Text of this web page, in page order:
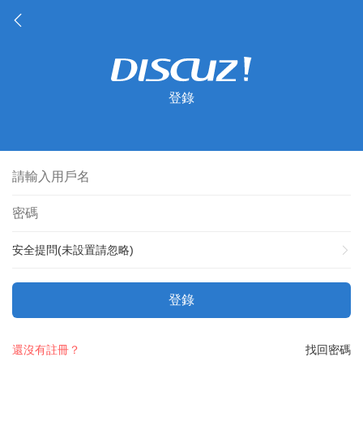
登錄
安全提問(未設置請忽略)
登錄
找回密碼
還沒有註冊？